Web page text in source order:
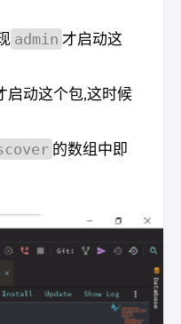
admin 才启动这
启动这个包,这时候
的数组中即